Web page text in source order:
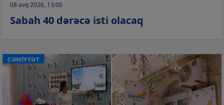
08 avq 2026, 13:00
Sabah 40 dərəcə isti olacaq
CƏMİYYƏT